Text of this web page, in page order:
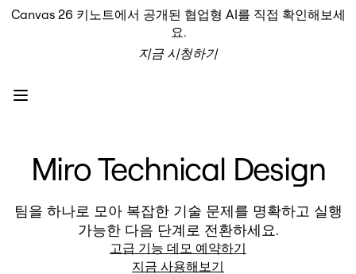
프로덕트
인텔리전트 캔버스
AI Workflows
커넥터
AI 플레이북 살펴보기
MCP 서버
프로젝트 플랜
통합
Canvas 26 키노트에서 공개된 협업형 AI를 직접 확인해보세
요.
지금 시청하기
Miro Technical Design
팀을 하나로 모아 복잡한 기술 문제를 명확하고 실행
가능한 다음 단계로 전환하세요.
고급 기능 데모 예약하기
지금 사용해보기